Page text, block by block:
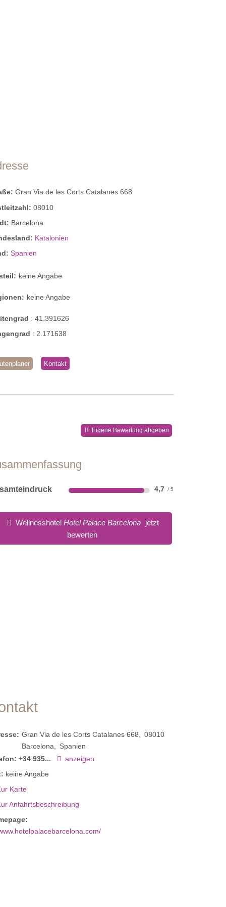
Gran Via de les Corts Catalanes 668
08010
Barcelona
Katalonien
Spanien
keine Angabe
keine Angabe
:41.391626
:2.171638
Kontakt
Eigene Bewertung abgeben
4,7
WellnesshotelHotel Palace Barcelona jetzt
bewerten
Gran Via de les Corts Catalanes 668
08010
Barcelona
Spanien
+34 935...
anzeigen
keine Angabe
Karte
Anfahrtsbeschreibung